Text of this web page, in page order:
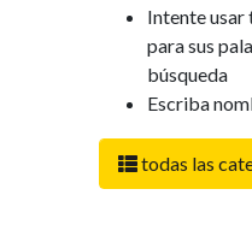
todas las
Intente
para sus
búsqueda
Escriba